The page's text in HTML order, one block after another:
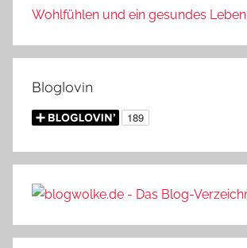
Wohlfühlen und ein gesundes Leben
Bloglovin